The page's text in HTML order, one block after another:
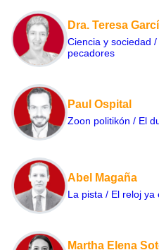
Dra. Teresa
Ciencia y sociedad
pecadores
Paul Ospital
Zoon politikón / El
Abel Magaña
La pista / El reloj ya
Martha Elena